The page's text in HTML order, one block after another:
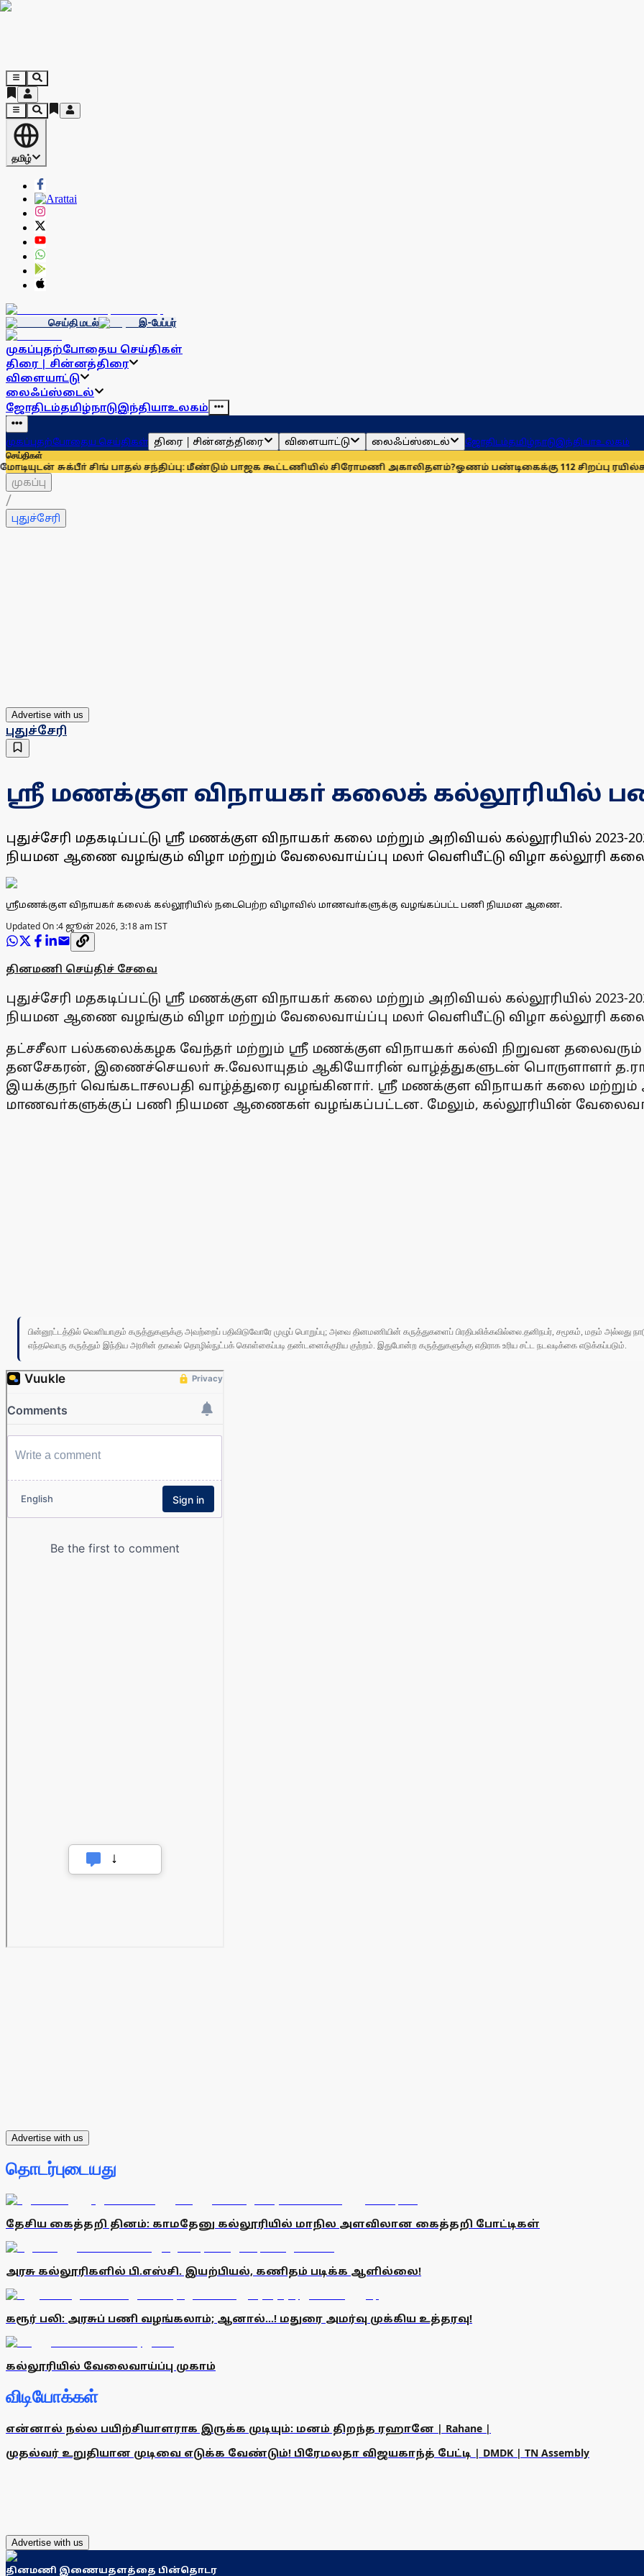
தமிழ்
செய்தி மடல் இ-பேப்பர்
முகப்புதற்போதைய செய்திகள்
திரை | சின்னத்திரை
விளையாட்டு
லைஃப்ஸ்டைல்
ஜோதிடம்தமிழ்நாடுஇந்தியாஉலகம்
முகப்புதற்போதைய செய்திகள் திரை | சின்னத்திரை விளையாட்டு லைஃப்ஸ்டைல் ஜோதிடம்தமிழ்நாடுஇந்தியாஉலகம்
செய்திகள்
சிங் பாதல் சந்திப்பு: மீண்டும் பாஜக கூட்டணியில் சிரோமணி அகாலிதளம்?ஓணம் பண்டிகைக்கு 112 சிறப்பு ரயில்கள்: ஆக.
முகப்பு
/
புதுச்சேரி
Advertise with us
புதுச்சேரி
ஸ்ரீ மணக்குள விநாயகா் கலைக்
புதுச்சேரி மதகடிப்பட்டு ஸ்ரீ மணக்குள விநாயகா் கலை மற்றும் அறிவியல் கல்லூரியில்
நியமன ஆணை வழங்கும் விழா மற்றும் வேலைவாய்ப்பு மலா் வெளியீட்டு விழா கல்லூரி
ஸ்ரீமணக்குள விநாயகா் கலைக் கல்லூரியில் நடைபெற்ற விழாவில் மாணவா்களுக்கு வழங்கப்பட்ட பணி நியமன ஆணை.
Updated On :4 ஜூன் 2026, 3:18 am IST
தினமணி செய்திச் சேவை
புதுச்சேரி மதகடிப்பட்டு ஸ்ரீ மணக்குள விநாயகா் கலை மற்றும் அறிவியல் கல்லூரியில்
நியமன ஆணை வழங்கும் விழா மற்றும் வேலைவாய்ப்பு மலா் வெளியீட்டு விழா கல்லூரி
தட்சசீலா பல்கலைக்கழக வேந்தா் மற்றும் ஸ்ரீ மணக்குள விநாயகா் கல்வி நிறுவன
தனசேகரன், இணைச்செயலா் சு.வேலாயுதம் ஆகியோரின் வாழ்த்துகளுடன் பொருளாளா்
இயக்குநா் வெங்கடாசலபதி வாழ்த்துரை வழங்கினாா். ஸ்ரீ மணக்குள விநாயகா் கலை மற்றும்
மாணவா்களுக்குப் பணி நியமன ஆணைகள் வழங்கப்பட்டன. மேலும், கல்லூரியின்
பின்னூட்டத்தில் வெளியாகும் கருத்துகளுக்கு அவற்றைப் பதிவிடுவோரே முழுப் பொறுப்பு; அவை தினமணியின் கருத்துகளைப் பிரதிபலிக்கவில்லை.தனிநபர், சமூகம், மதம் அல்லது
எந்தவொரு கருத்தும் இந்திய அரசின் தகவல் தொழில்நுட்பக் கொள்கைப்படி தண்டனைக்குரிய குற்றம். இதுபோன்ற கருத்துகளுக்கு எதிராக உரிய சட்ட நடவடிக்கை எடுக்கப்படும்.
Advertise with us
தொடர்புடையது
தேசிய கைத்தறி தினம்: காமதேனு கல்லூரியில் மாநில அளவிலான கைத்தறி போட்டிகள்
அரசு கல்லூரிகளில் பி.எஸ்சி. இயற்பியல், கணிதம் படிக்க ஆளில்லை!
கரூர் பலி: அரசுப் பணி வழங்கலாம்; ஆனால்...! மதுரை அமர்வு முக்கிய உத்தரவு!
கல்லூரியில் வேலைவாய்ப்பு முகாம்
விடியோக்கள்
என்னால் நல்ல பயிற்சியாளராக இருக்க முடியும்: மனம் திறந்த ரஹானே | Rahane |
முதல்வர் உறுதியான முடிவை எடுக்க வேண்டும்! பிரேமலதா விஜயகாந்த் பேட்டி | DMDK | TN Assembly
Advertise with us
தினமணி இணையதளத்தை பின்தொடர